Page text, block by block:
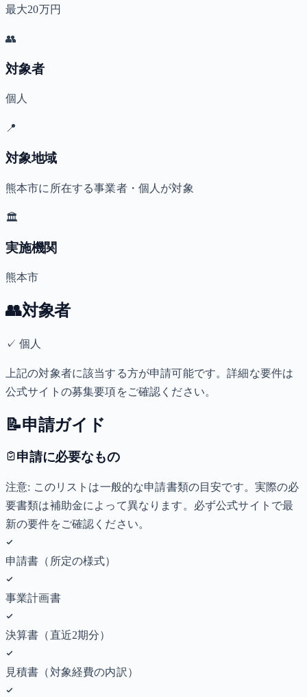
最大20万円
👥
対象者
個人
📍
対象地域
熊本市に所在する事業者・個人が対象
🏛️
実施機関
熊本市
👥対象者
✓個人
上記の対象者に該当する方が申請可能です。詳細な要件は
公式サイトの募集要項をご確認ください。
📝申請ガイド
申請に必要なもの
注意: このリストは一般的な申請書類の目安です。実際の必
要書類は補助金によって異なります。必ず公式サイトで最
新の要件をご確認ください。
申請書（所定の様式）
事業計画書
決算書（直近2期分）
見積書（対象経費の内訳）